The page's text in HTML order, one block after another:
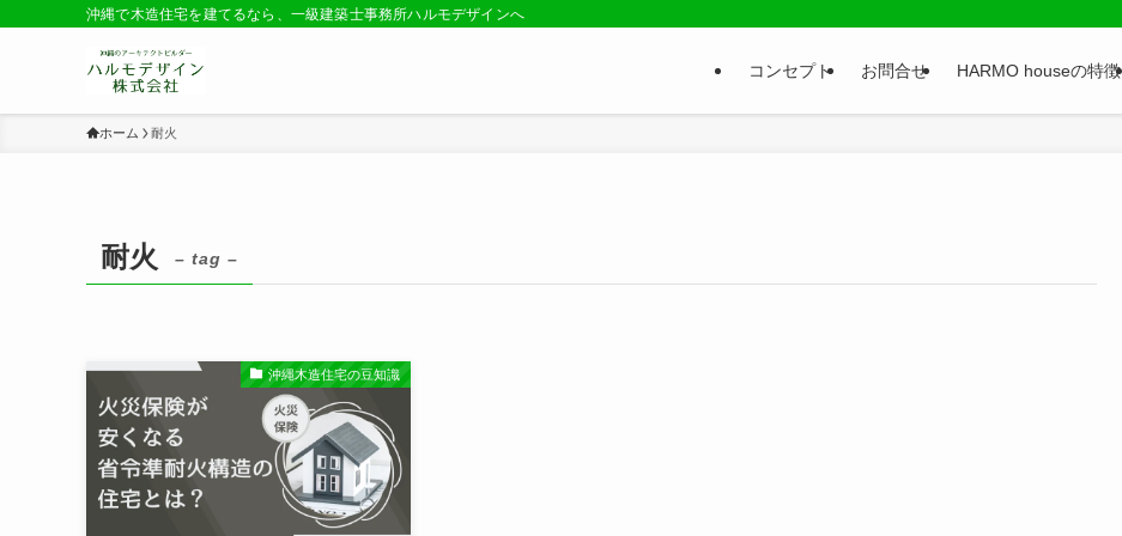
沖縄で木造住宅を建てるなら、一級建築士事務所ハルモデザインへ
コンセプト お問合せ HARMO houseの特徴
ホーム 耐火
耐火 – tag –
沖縄木造住宅の豆知識